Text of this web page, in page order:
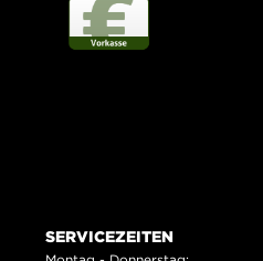
SERVICEZEITEN